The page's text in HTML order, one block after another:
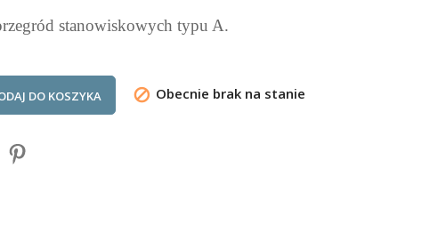
stanowiskowych typu A.
DO KOSZYKA  Obecnie brak na stanie